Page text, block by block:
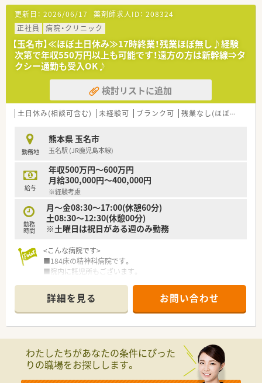
を追って
5年の教育プログラムを実施しています。
＼福利厚生／
〇「社員第一主義」を掲げている同社では、福利厚生面が手厚く
年間休日120日以上、「連続休暇制度（年に1回、最大9連休を取
得できる制度）」等
プライベートも充実出来る様にワークライフバランスを後押
ししてくれる制度が充実しています。
〇社員割引制度、財形貯蓄制度、スポーツジム優待等が受けられ
る他、
スの実績!
産休、育休取得はもちろんのこと、育児短時間勤務制度を実施
育児休業より復帰後、1日最大2時間短縮して勤務できる制度
です。
法律では3歳までですが、同社では小学校就学時までの期間利
用可能♪
〇転居を伴う異動のある採用枠もありますが(転居を伴わない採
用も可)
帰省旅費（年2回5万円まで）と帰省休暇（連続4日間）を受けら
【募集背景と求める人物像について】
■今回は欠員補充による急募の案件であり、即戦力として貢献い
ただける方はもちろん、未経験の方の応募も歓迎しています。
■精神科医療に興味があり、患者様に寄り添った丁寧な服薬指導
やコミュニケーションを大切にできる方を求めております。
■チーム医療を重視しているため、医師や看護師など他職種と連
携しながら、柔軟に業務を遂行できる協調性のある方が理想で
す。
【法人特徴について】
■「生命だけは平等だ」という理念を掲げ、福岡県南部から熊本
す。
■精神科病院や老健施設など複数の施設を展開しており、救急医
療から専門治療まで幅広く対応する地域医療支援病院です。
■薬剤師が専門性を発揮できる環境作りを推進しており、認定薬
剤師の資格取得支援など職員の継続的な学びを支援していま
す。
【求人情報について】
■パートタイマーとしての募集であり、時給は2,500円という高
水準の設定となっているため、効率よく収入を得られます。
り、ライフスタイルに合わせた安定した働き方が選択できます。
■病院実務の経験が豊富な方については、将来的に年収600万円
相当の提示を受ける可能性もあり、キャリアも評価されます。
更新日： 2026/06/17 薬剤師求人ID： 208324
正社員
病院・クリニック
【玉名市】≪ほぼ土日休み≫17時終業！残業ほぼ無し♪経験
次第で年収550万円以上も可能です！遠方の方は新幹線⇒タ
クシー通勤も受入OK♪
検討リストに追加
土日休み(相談可含む) 未経験可 ブランク可 残業なし(ほぼなし含む)
勤務地
熊本県 玉名市
玉名駅 (JR鹿児島本線)
給与
年収500万円～600万円
月給300,000円～400,000円
※経験考慮
勤務
時間
月～金08:30～17:00(休憩60分)
土08:30～12:30(休憩00分)
※土曜日は祝日がある週のみ勤務
<こんな病院です>
■184床の精神科病院です。
■院内に託児所もございます。
＜薬剤課情報＞
■薬剤師は常時2名体制となります。
■残業はほぼ0時間です。
■病院での実務経験が豊富な方は年収600万円のご提示を受け
る可能性もございます。
詳細を見る お問い合わせ
わたしたちがあなたの条件にぴった
りの職場をお探しします。